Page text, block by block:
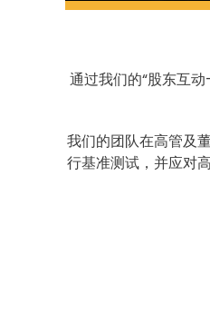
通过我们的“股东互
我们的团队在高管及
行基准测试，并应对